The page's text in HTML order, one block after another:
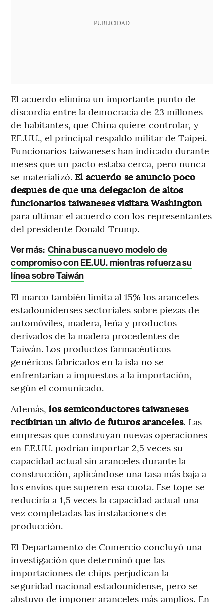
PUBLICIDAD
El acuerdo elimina un importante punto de
discordia entre la democracia de 23 millones
de habitantes, que China quiere controlar, y
EE.UU., el principal respaldo militar de Taipei.
Funcionarios taiwaneses han indicado durante
meses que un pacto estaba cerca, pero nunca
se materializó. El acuerdo se anunció poco
después de que una delegación de altos
funcionarios taiwaneses visitara Washington
para ultimar el acuerdo con los representantes
del presidente Donald Trump.
Ver más: China busca nuevo modelo de
compromiso con EE.UU. mientras refuerza su
línea sobre Taiwán
El marco también limita al 15% los aranceles
estadounidenses sectoriales sobre piezas de
automóviles, madera, leña y productos
derivados de la madera procedentes de
Taiwán. Los productos farmacéuticos
genéricos fabricados en la isla no se
enfrentarían a impuestos a la importación,
según el comunicado.
Además, los semiconductores taiwaneses
recibirían un alivio de futuros aranceles. Las
empresas que construyan nuevas operaciones
en EE.UU. podrían importar 2,5 veces su
capacidad actual sin aranceles durante la
construcción, aplicándose una tasa más baja a
los envíos que superen esa cuota. Ese tope se
reduciría a 1,5 veces la capacidad actual una
vez completadas las instalaciones de
producción.
El Departamento de Comercio concluyó una
investigación que determinó que las
importaciones de chips perjudican la
seguridad nacional estadounidense, pero se
abstuvo de imponer aranceles más amplios. En